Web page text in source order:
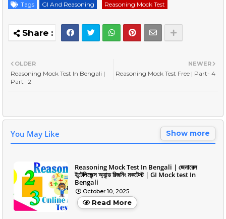
Tags GI And Reasoning Reasoning Mock Test
NEWER
Reasoning Mock Test Free | Part- 4
OLDER
Reasoning Mock Test In Bengali |
Part- 2
You May Like Show more
Reasoning Mock Test In Bengali | জেনারেল
ইন্টেলিজেন্স অ্যান্ড রিজনিং মকটেস্ট | GI Mock test In
Bengali
October 10, 2025
Read More